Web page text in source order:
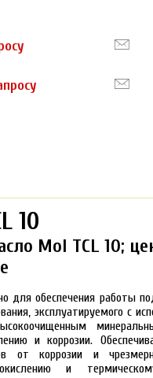
10
Mol TCL 10;
для обеспечения работы
эксплуатируемого с
и коррозии.
от коррозии и
и